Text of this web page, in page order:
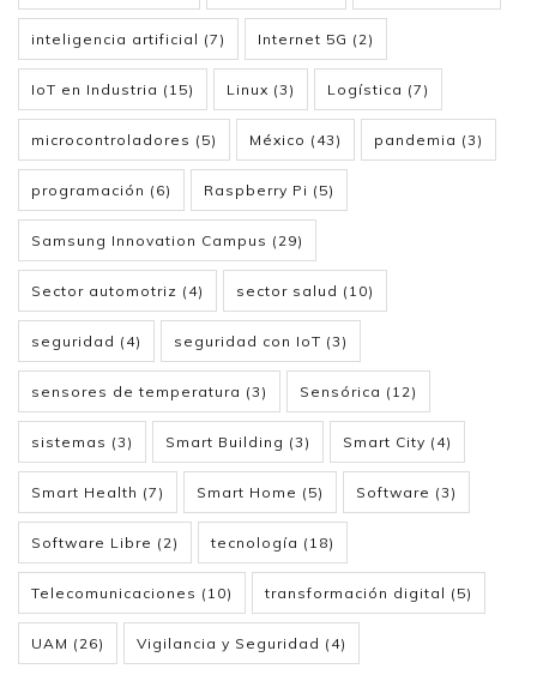
inteligencia artificial (7) Internet 5G (2)
IoT en Industria (15) Linux (3) Logística (7)
microcontroladores (5) México (43) pandemia (3)
programación (6) Raspberry Pi (5)
Samsung Innovation Campus (29)
Sector automotriz (4) sector salud (10)
seguridad (4) seguridad con IoT (3)
sensores de temperatura (3) Sensórica (12)
sistemas (3) Smart Building (3) Smart City (4)
Smart Health (7) Smart Home (5) Software (3)
Software Libre (2) tecnología (18)
Telecomunicaciones (10) transformación digital (5)
UAM (26) Vigilancia y Seguridad (4)